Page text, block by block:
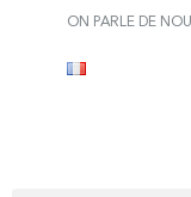
ON PARLE DE